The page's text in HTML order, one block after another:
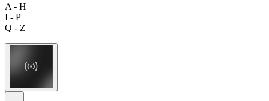
A - H
I - P
Q - Z